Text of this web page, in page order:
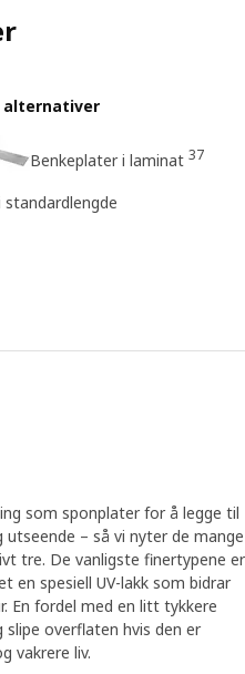
Benkeplater i laminat 37
som sponplater for å legge til
– så vi nyter de mange
tre. De vanligste finertypene er
en spesiell UV-lakk som bidrar
En fordel med en litt tykkere
overflaten hvis den er
vakrere liv.